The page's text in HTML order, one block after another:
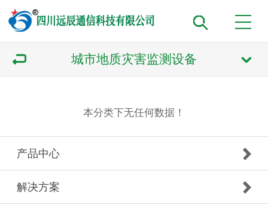
城市地质灾害监测设备
本分类下无任何数据！
产品中心
解决方案